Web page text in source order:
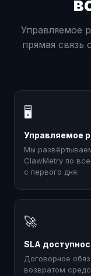
Управляемое
прямая связь
🖥
Управляемое
Мы
ClawMetry по
с первого дня.
🚀
SLA
Договорное
возвратом